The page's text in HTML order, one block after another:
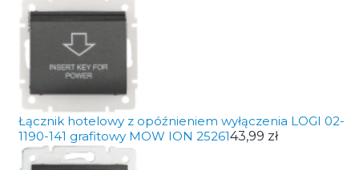
Łącznik hotelowy z opóźnieniem wyłączenia LOGI 02-
1190-141 grafitowy MOW ION 2526143,99 zł